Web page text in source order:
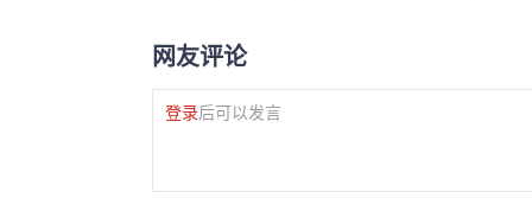
网友评论
登录后可以发言